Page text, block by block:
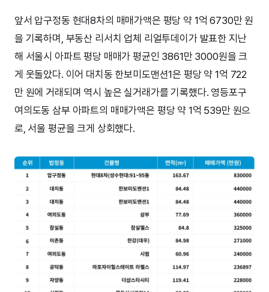
앞서 압구정동 현대8차의 매매가액은 평당 약 1억 6730만 원
을 기록하며, 부동산 리서치 업체 리얼투데이가 발표한 지난
해 서울시 아파트 평당 매매가 평균인 3861만 3000원을 크
게 웃돌았다. 이어 대치동 한보미도맨션1은 평당 약 1억 722
만 원에 거래되며 역시 높은 실거래가를 기록했다. 영등포구
여의도동 삼부 아파트의 매매가액은 평당 약 1억 539만 원으
로, 서울 평균을 크게 상회했다.